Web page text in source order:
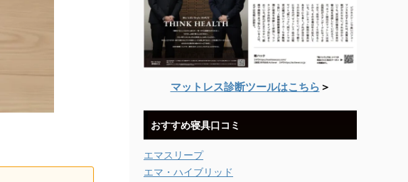
マットレス診断ツールはこちら ＞
おすすめ寝具口コミ
エマスリープ
エマ・ハイブリッド